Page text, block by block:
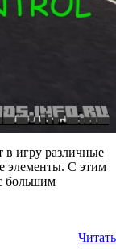
в игру различные
элементы. С этим
большим
Читать